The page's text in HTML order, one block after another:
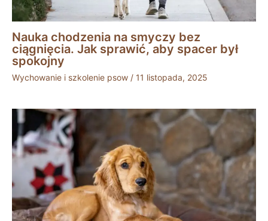
Nauka chodzenia na smyczy bez
ciągnięcia. Jak sprawić, aby spacer był
spokojny
Wychowanie i szkolenie psow / 11 listopada, 2025